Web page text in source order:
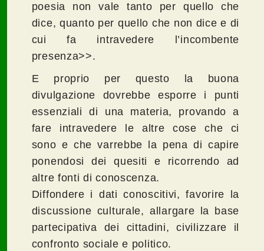
poesia non vale tanto per quello che
dice, quanto per quello che non dice e di
cui fa intravedere l’incombente
presenza>>.
E proprio per questo la buona
divulgazione dovrebbe esporre i punti
essenziali di una materia, provando a
fare intravedere le altre cose che ci
sono e che varrebbe la pena di capire
ponendosi dei quesiti e ricorrendo ad
altre fonti di conoscenza.
Diffondere i dati conoscitivi, favorire la
discussione culturale, allargare la base
partecipativa dei cittadini, civilizzare il
confronto sociale e politico.